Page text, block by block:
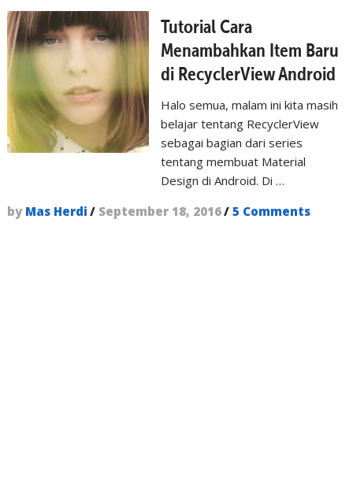
Tutorial Cara
Menambahkan Item Baru
di RecyclerView Android
Halo semua, malam ini kita masih
belajar tentang RecyclerView
sebagai bagian dari series
tentang membuat Material
Design di Android. Di …
by Mas Herdi / September 18, 2016/ 5 Comments